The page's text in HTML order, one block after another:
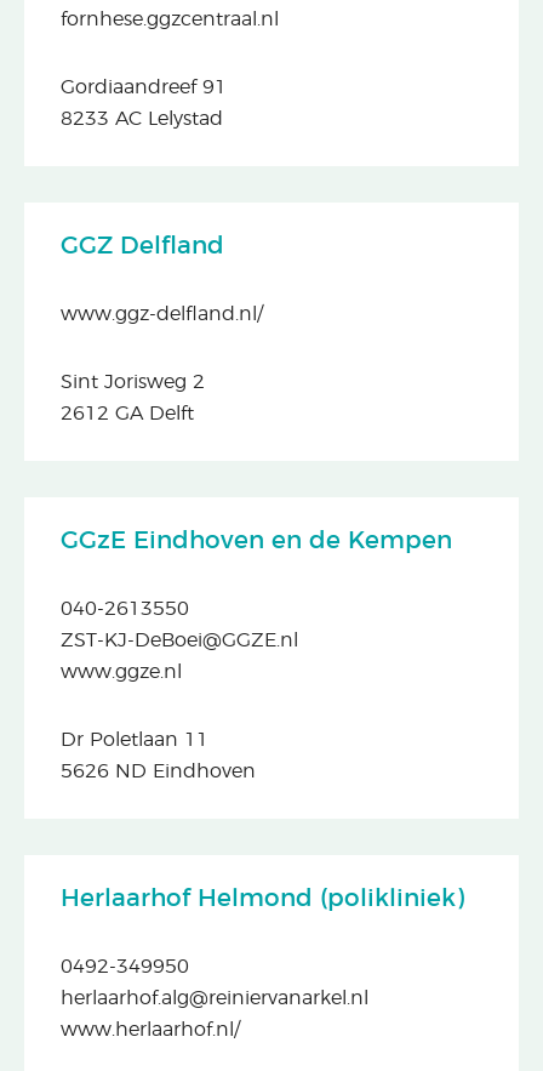
fornhese.ggzcentraal.nl
Gordiaandreef 91
8233 AC Lelystad
GGZ Delfland
www.ggz-delfland.nl/
Sint Jorisweg 2
2612 GA Delft
GGzE Eindhoven en de Kempen
040-2613550
ZST-KJ-DeBoei@GGZE.nl
www.ggze.nl
Dr Poletlaan 11
5626 ND Eindhoven
Herlaarhof Helmond (polikliniek)
0492-349950
herlaarhof.alg@reiniervanarkel.nl
www.herlaarhof.nl/